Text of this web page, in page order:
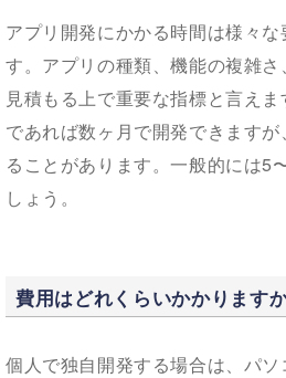
アプリ開発にかかる時間は様々
す。アプリの種類、機能の複雑
見積もる上で重要な指標と言え
であれば数ヶ月で開発できます
ることがあります。一般的には5
しょう。
費用はどれくらいかかります
個人で独自開発する場合は、パソ